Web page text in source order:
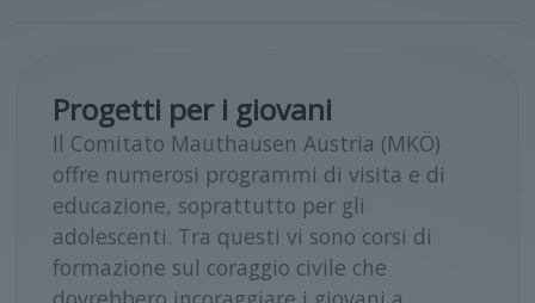
Progetti per i giovani
Il Comitato Mauthausen Austria (MKÖ)
offre numerosi programmi di visita e di
educazione, soprattutto per gli
adolescenti. Tra questi vi sono corsi di
formazione sul coraggio civile che